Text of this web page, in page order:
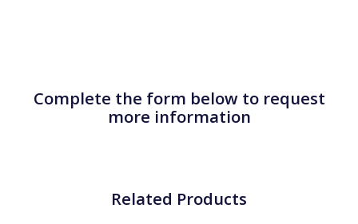
Complete the form below to request
more information
Related Products